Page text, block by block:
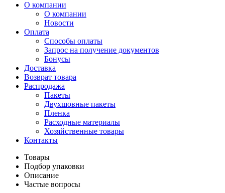
О компании
О компании
Новости
Оплата
Способы оплаты
Запрос на получение документов
Бонусы
Доставка
Возврат товара
Распродажа
Пакеты
Двухшовные пакеты
Пленка
Расходные материалы
Хозяйственные товары
Контакты
Товары
Подбор упаковки
Описание
Частые вопросы